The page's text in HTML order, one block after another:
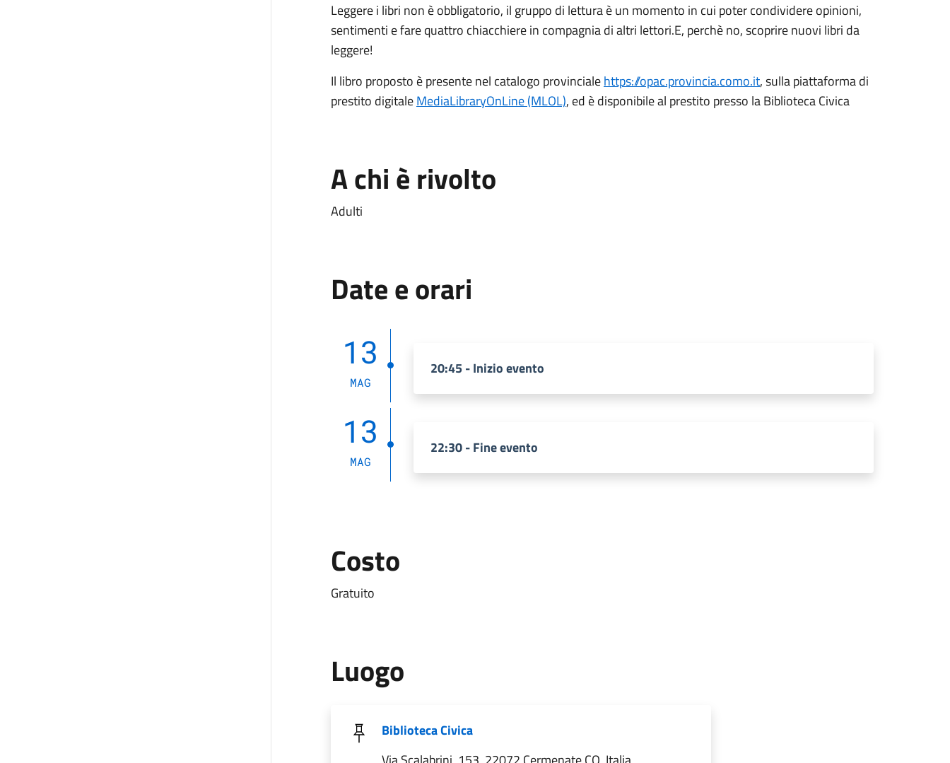
Leggere i libri non è obbligatorio, il gruppo di lettura è un momento in cui poter condividere opinioni,
sentimenti e fare quattro chiacchiere in compagnia di altri lettori.E, perchè no, scoprire nuovi libri da
leggere!
Il libro proposto è presente nel catalogo provincialehttps://opac.provincia.como.it, sulla piattaforma di
prestito digitaleMediaLibraryOnLine (MLOL), ed è disponibile al prestito presso la Biblioteca Civica
A chi è rivolto
Adulti
Date e orari
13
MAG
20:45 - Inizio evento
13
MAG
22:30 - Fine evento
Costo
Gratuito
Luogo
Biblioteca Civica